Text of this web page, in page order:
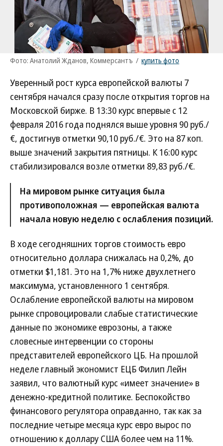
Фото: Анатолий Жданов, Коммерсантъ / купить фото
Уверенный рост курса европейской валюты 7
сентября начался сразу после открытия торгов на
Московской бирже. В 13:30 курс впервые с 12
февраля 2016 года поднялся выше уровня 90 руб./
€, достигнув отметки 90,10 руб./€. Это на 87 коп.
выше значений закрытия пятницы. К 16:00 курс
стабилизировался возле отметки 89,83 руб./€.
На мировом рынке ситуация была
противоположная — европейская валюта
начала новую неделю с ослабления позиций.
В ходе сегодняшних торгов стоимость евро
относительно доллара снижалась на 0,2%, до
отметки $1,181. Это на 1,7% ниже двухлетнего
максимума, установленного 1 сентября.
Ослабление европейской валюты на мировом
рынке спровоцировали слабые статистические
данные по экономике еврозоны, а также
словесные интервенции со стороны
представителей европейского ЦБ. На прошлой
неделе главный экономист ЕЦБ Филип Лейн
заявил, что валютный курс «имеет значение» в
денежно-кредитной политике. Беспокойство
финансового регулятора оправданно, так как за
последние четыре месяца курс евро вырос по
отношению к доллару США более чем на 11%.